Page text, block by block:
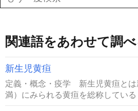
関連語をあわせて調
新生児黄疸
定義・概念・疫学 新生児黄疸とは
満）にみられる黄疸を総称してい